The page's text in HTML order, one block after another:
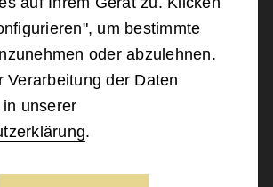
Datenschutz
Kontakt
um bestimmte
oder abzulehnen.
Verarbeitung der Daten
unserer
.